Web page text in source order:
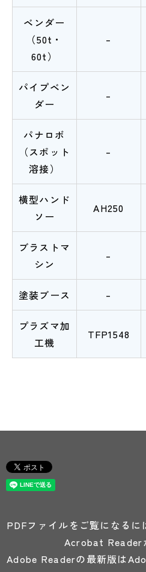
ベンダー
（50t・
60t）
–
パイプベン
ダー
–
パナロボ
（スポット
溶接）
–
横型ハンド
ソー
AH250
ブラストマ
シン
–
塗装ブース –
プラズマ加
工機
TFP1548
PDFファイルをご覧になる
Acrobat Reader
Adobe Readerの最新版は